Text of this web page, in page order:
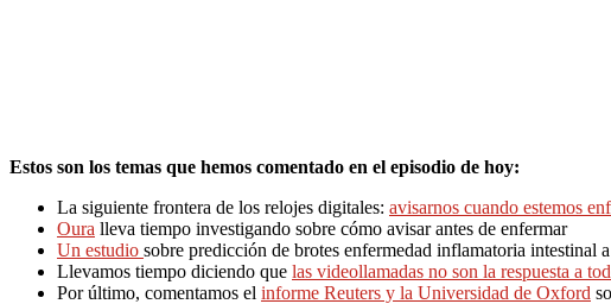
Estos son los temas que hemos comentado en el episodio de hoy:
La siguiente frontera de los relojes digitales: avisarnos cuando estemos
Oura lleva tiempo investigando sobre cómo avisar antes de enfermar
Un estudio sobre predicción de brotes enfermedad inflamatoria intestinal
Llevamos tiempo diciendo que las videollamadas no son la respuesta a
Por último, comentamos el informe Reuters y la Universidad de Oxford